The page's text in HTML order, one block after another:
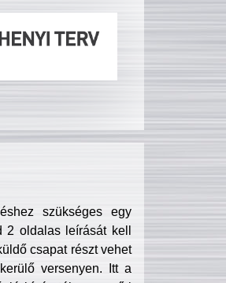
szükséges egy
oldalas leírását kell
csapat részt vehet
versenyen. Itt a